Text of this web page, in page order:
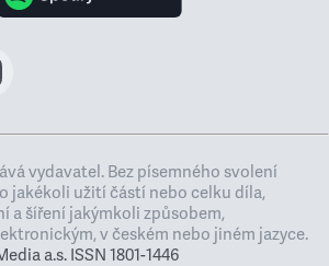
vydavatel. Bez písemného svolení
jakékoli užití částí nebo celku díla,
a šíření jakýmkoli způsobem,
v českém nebo jiném jazyce.
a.s. ISSN 1801-1446